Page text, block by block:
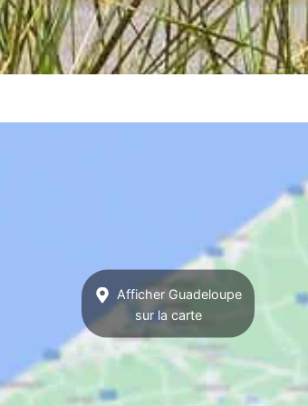
Afficher Guadeloupe
sur la carte